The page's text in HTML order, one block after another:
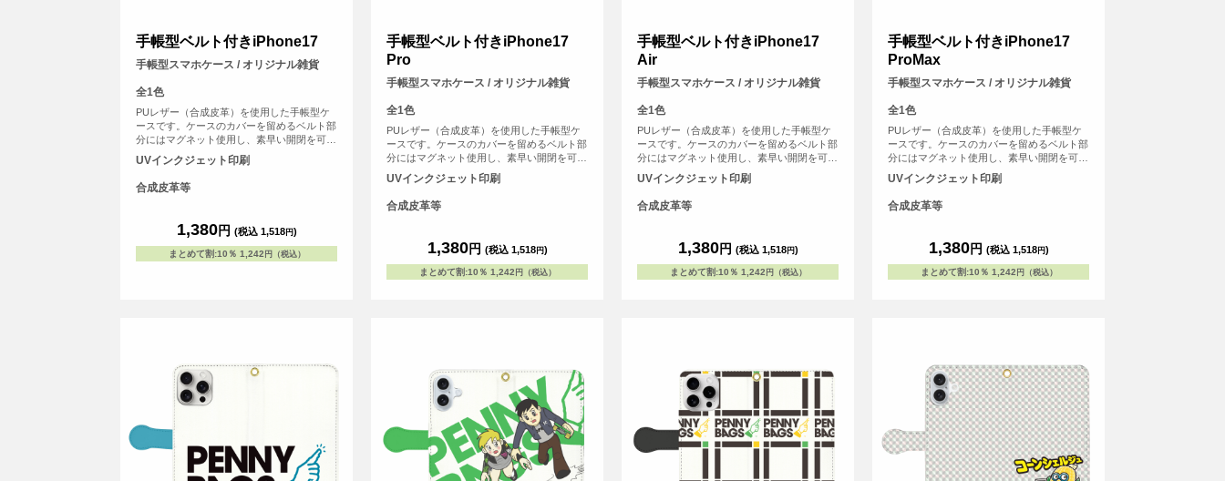
手帳型ベルト付きiPhone17
手帳型スマホケース / オリジナル雑貨
全1色
PUレザー（合成皮革）を使用した手帳型ケ
ースです。ケースのカバーを留めるベルト部
分にはマグネット使用し、素早い開閉を可能
にしました。内側にはSuicaやPASMOなどの
交通系ICカード等を収納可能な、カード用ス
リットがございます。
UVインクジェット印刷
合成皮革等
1,380円 (税込 1,518円)
まとめて割:10％ 1,242 円（税込）
手帳型ベルト付きiPhone17
Pro
手帳型スマホケース / オリジナル雑貨
全1色
PUレザー（合成皮革）を使用した手帳型ケ
ースです。ケースのカバーを留めるベルト部
分にはマグネット使用し、素早い開閉を可能
にしました。内側にはSuicaやPASMOなどの
交通系ICカード等を収納可能な、カード用ス
リットがございます。
UVインクジェット印刷
合成皮革等
1,380円 (税込 1,518円)
まとめて割:10％ 1,242 円（税込）
手帳型ベルト付きiPhone17
Air
手帳型スマホケース / オリジナル雑貨
全1色
PUレザー（合成皮革）を使用した手帳型ケ
ースです。ケースのカバーを留めるベルト部
分にはマグネット使用し、素早い開閉を可能
にしました。内側にはSuicaやPASMOなどの
交通系ICカード等を収納可能な、カード用ス
リットがございます。
UVインクジェット印刷
合成皮革等
1,380円 (税込 1,518円)
まとめて割:10％ 1,242 円（税込）
手帳型ベルト付きiPhone17
ProMax
手帳型スマホケース / オリジナル雑貨
全1色
PUレザー（合成皮革）を使用した手帳型ケ
ースです。ケースのカバーを留めるベルト部
分にはマグネット使用し、素早い開閉を可能
にしました。内側にはSuicaやPASMOなどの
交通系ICカード等を収納可能な、カード用ス
リットがございます。
UVインクジェット印刷
合成皮革等
1,380円 (税込 1,518円)
まとめて割:10％ 1,242 円（税込）